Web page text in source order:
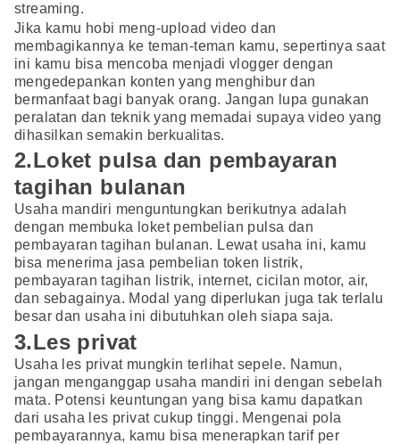
streaming.
Jika kamu hobi meng-upload video dan
membagikannya ke teman-teman kamu, sepertinya saat
ini kamu bisa mencoba menjadi vlogger dengan
mengedepankan konten yang menghibur dan
bermanfaat bagi banyak orang. Jangan lupa gunakan
peralatan dan teknik yang memadai supaya video yang
dihasilkan semakin berkualitas.
2.Loket pulsa dan pembayaran
tagihan bulanan
Usaha mandiri menguntungkan berikutnya adalah
dengan membuka loket pembelian pulsa dan
pembayaran tagihan bulanan. Lewat usaha ini, kamu
bisa menerima jasa pembelian token listrik,
pembayaran tagihan listrik, internet, cicilan motor, air,
dan sebagainya. Modal yang diperlukan juga tak terlalu
besar dan usaha ini dibutuhkan oleh siapa saja.
3.Les privat
Usaha les privat mungkin terlihat sepele. Namun,
jangan menganggap usaha mandiri ini dengan sebelah
mata. Potensi keuntungan yang bisa kamu dapatkan
dari usaha les privat cukup tinggi. Mengenai pola
pembayarannya, kamu bisa menerapkan tarif per